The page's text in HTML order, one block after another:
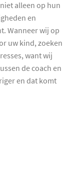
alleen op hun
en
Wanneer wij op
uw kind, zoeken
want wij
de coach en
en dat komt